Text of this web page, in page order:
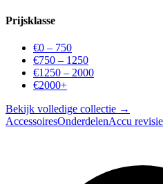
Prijsklasse
€0 – 750
€750 – 1250
€1250 – 2000
€2000+
Bekijk volledige collectie →
AccessoiresOnderdelenAccu revisie